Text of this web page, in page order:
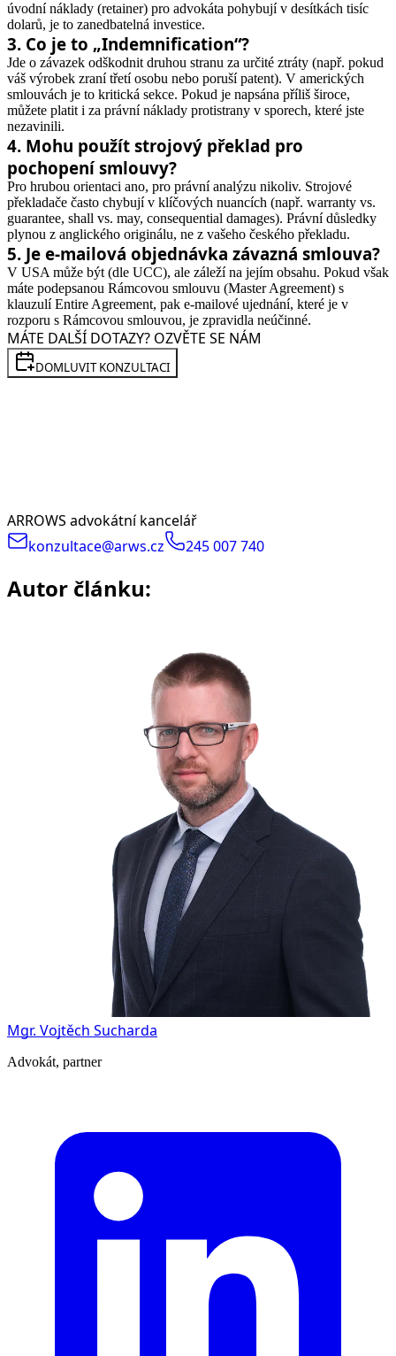
úvodní náklady (retainer) pro advokáta pohybují v desítkách tisíc
dolarů, je to zanedbatelná investice.
3. Co je to „Indemnification“?
Jde o závazek odškodnit druhou stranu za určité ztráty (např. pokud
váš výrobek zraní třetí osobu nebo poruší patent). V amerických
smlouvách je to kritická sekce. Pokud je napsána příliš široce,
můžete platit i za právní náklady protistrany v sporech, které jste
nezavinili.
4. Mohu použít strojový překlad pro
pochopení smlouvy?
Pro hrubou orientaci ano, pro právní analýzu nikoliv. Strojové
překladače často chybují v klíčových nuancích (např. warranty vs.
guarantee, shall vs. may, consequential damages). Právní důsledky
plynou z anglického originálu, ne z vašeho českého překladu.
5. Je e-mailová objednávka závazná smlouva?
V USA může být (dle UCC), ale záleží na jejím obsahu. Pokud však
máte podepsanou Rámcovou smlouvu (Master Agreement) s
klauzulí Entire Agreement, pak e-mailové ujednání, které je v
rozporu s Rámcovou smlouvou, je zpravidla neúčinné.
MÁTE DALŠÍ DOTAZY? OZVĚTE SE NÁM
DOMLUVIT KONZULTACI
ARROWS advokátní kancelář
konzultace@arws.cz
245 007 740
Autor článku:
Mgr. Vojtěch Sucharda
Advokát, partner